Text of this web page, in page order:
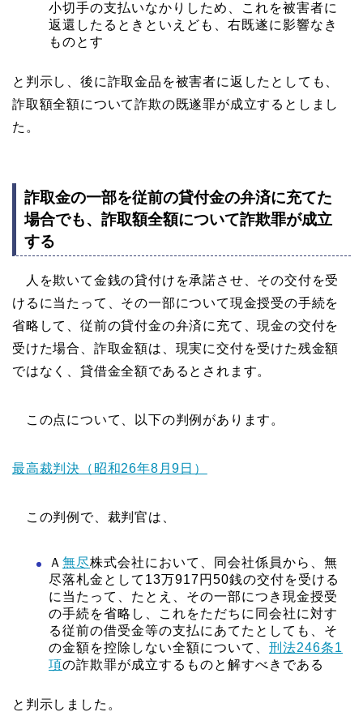
小切手の支払いなかりしため、これを被害者に
返還したるときといえども、右既遂に影響なき
ものとす
と判示し、後に詐取金品を被害者に返したとしても、
詐取額全額について詐欺の既遂罪が成立するとしまし
た。
詐取金の一部を従前の貸付金の弁済に充てた
場合でも、詐取額全額について詐欺罪が成立
する
人を欺いて金銭の貸付けを承諾させ、その交付を受
けるに当たって、その一部について現金授受の手続を
省略して、従前の貸付金の弁済に充て、現金の交付を
受けた場合、詐取金額は、現実に交付を受けた残金額
ではなく、貸借金全額であるとされます。
この点について、以下の判例があります。
最高裁判決（昭和26年8月9日）
この判例で、裁判官は、
Ａ 無尽株式会社において、同会社係員から、無
尽落札金として13万917円50銭の交付を受ける
に当たって、たとえ、その一部につき現金授受
の手続を省略し、これをただちに同会社に対す
る従前の借受金等の支払にあてたとしても、そ
の金額を控除しない全額について、 刑法246条1
項の詐欺罪が成立するものと解すべきである
と判示しました。